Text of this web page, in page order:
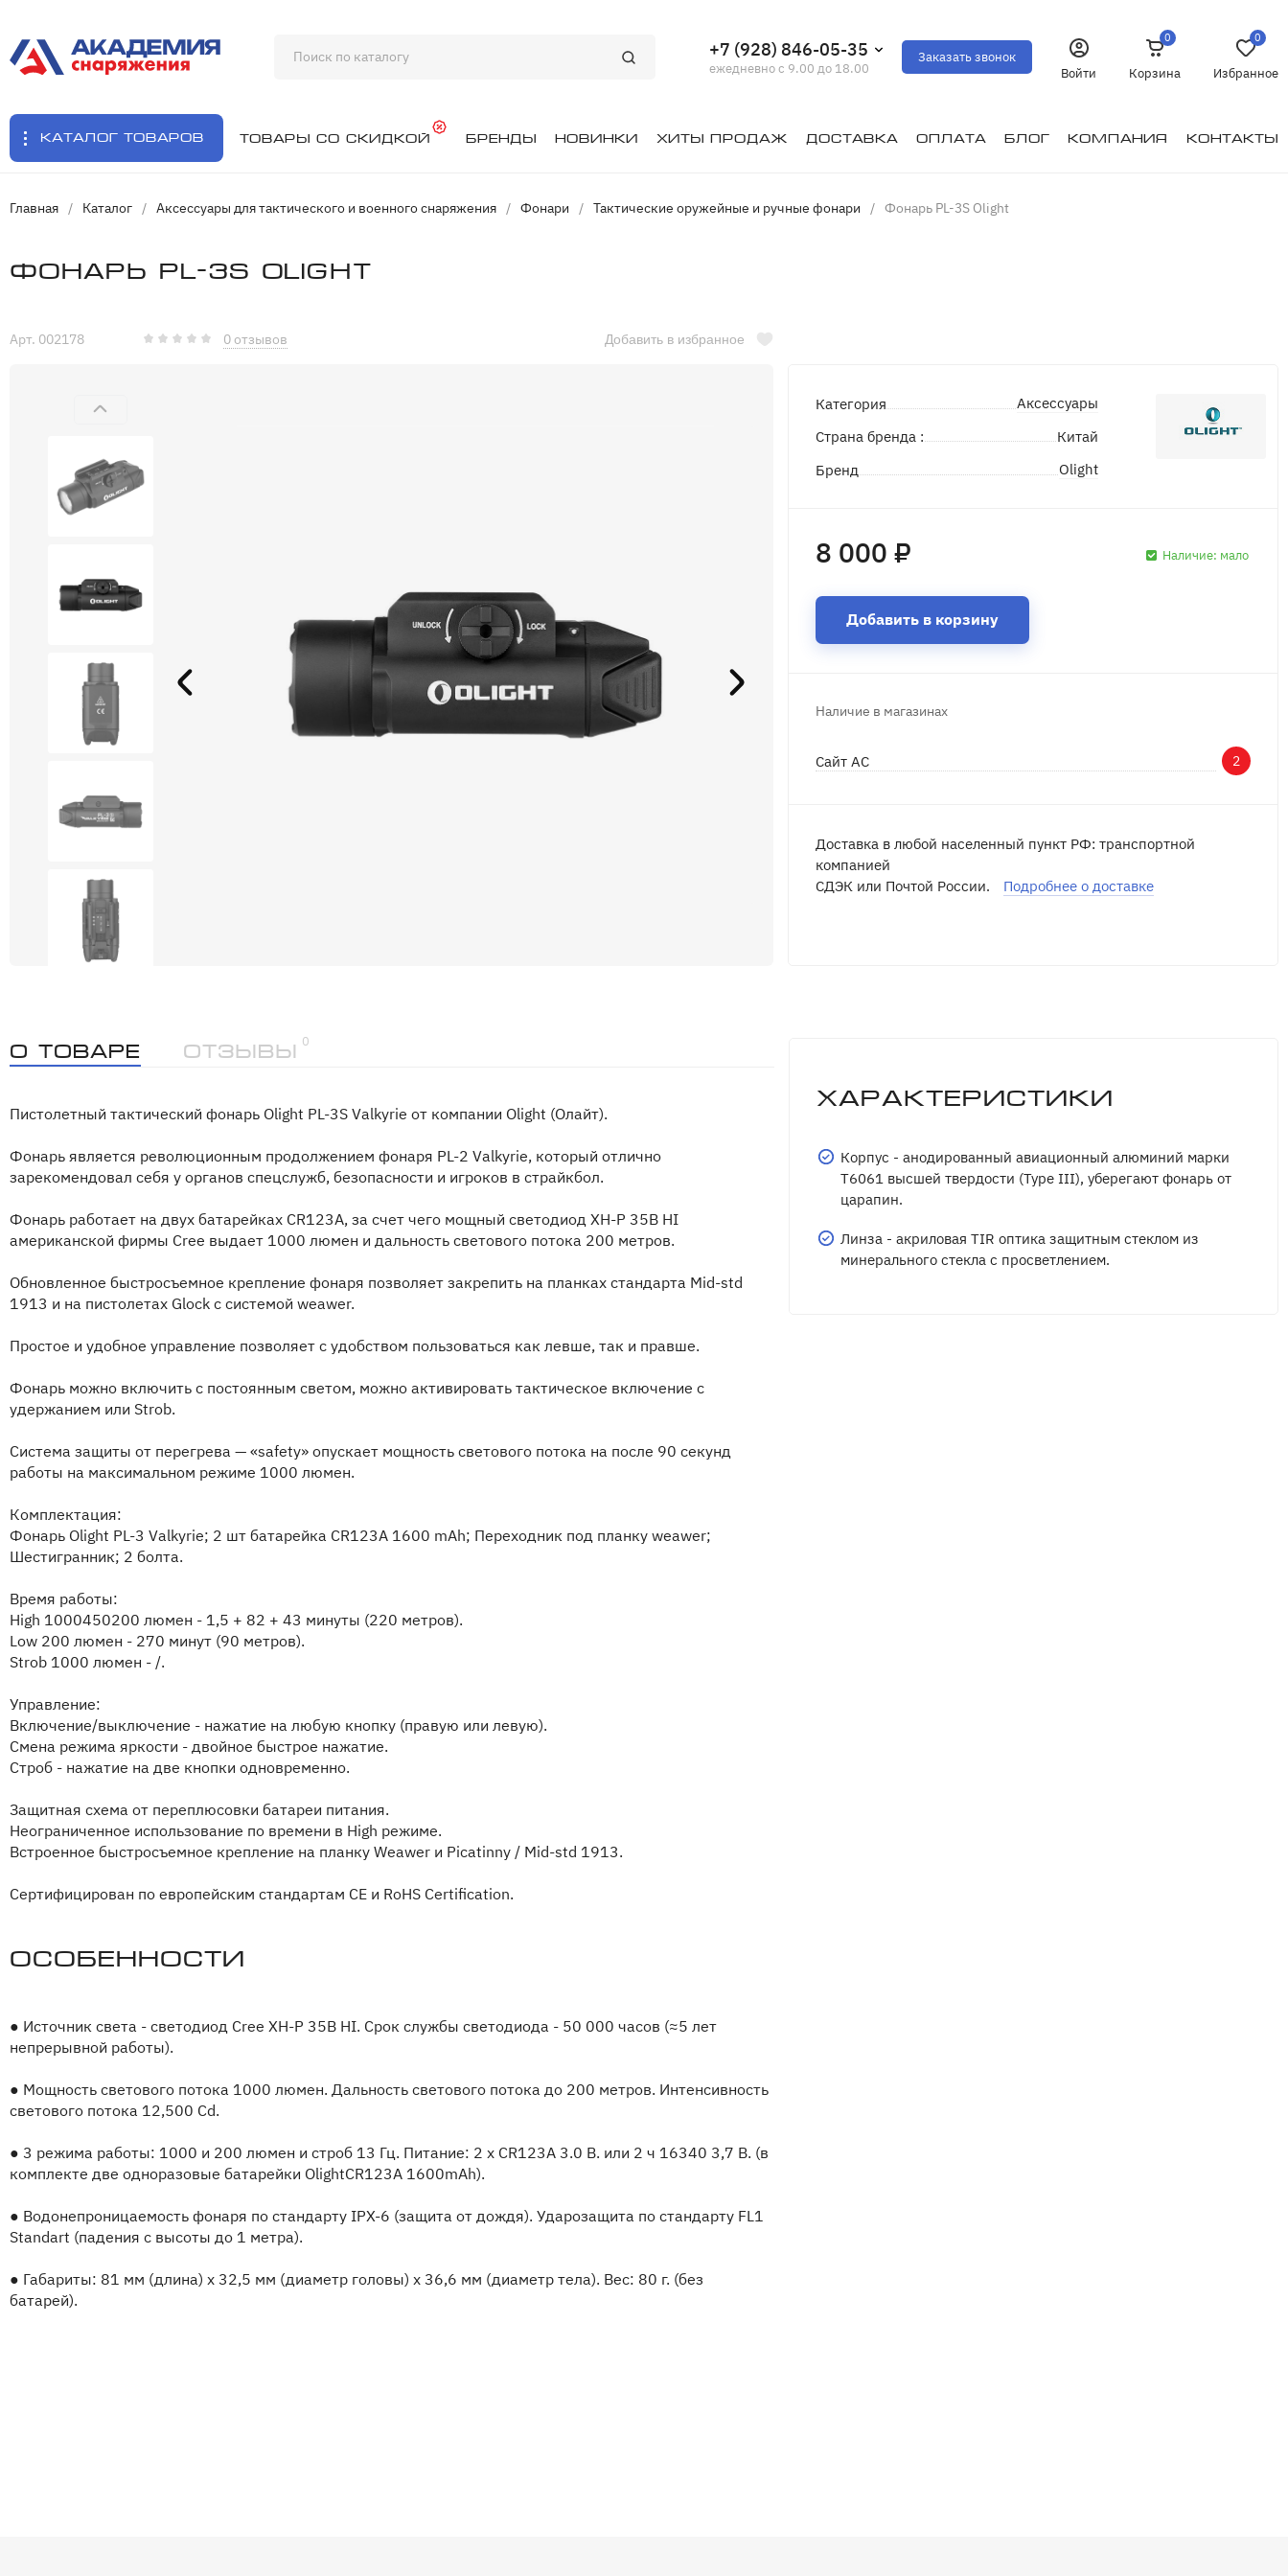
+7 (928) 846-05-35
ежедневно с 9.00 до 18.00
Заказать звонок
Войти
0
Корзина
0
Избранное
Каталог товаров Товары со скидкой Бренды Новинки Хиты продаж Доставка Оплата Блог Компания Контакты
Главная / Каталог / Аксессуары для тактического и военного снаряжения / Фонари / Тактические оружейные и ручные фонари / Фонарь PL-3S Olight
Фонарь PL-3S Olight
Арт. 002178 0 отзывов Добавить в избранное
Категория
Аксессуары
Страна бренда :
Китай
Бренд
Olight
8 000 ₽ Наличие: мало
Добавить в корзину
Наличие в магазинах
Сайт АС 2
Доставка в любой населенный пункт РФ: транспортной
компанией
СДЭК или Почтой России.
Подробнее о доставке
О товаре Отзывы
0
Пистолетный тактический фонарь Olight PL-3S Valkyrie от компании Olight (Олайт).
Фонарь является революционным продолжением фонаря PL-2 Valkyrie, который отлично
зарекомендовал себя у органов спецслужб, безопасности и игроков в страйкбол.
Фонарь работает на двух батарейках CR123A, за счет чего мощный светодиод XH-P 35B HI
американской фирмы Cree выдает 1000 люмен и дальность светового потока 200 метров.
Обновленное быстросъемное крепление фонаря позволяет закрепить на планках стандарта Mid-std
1913 и на пистолетах Glock с системой weawer.
Простое и удобное управление позволяет с удобством пользоваться как левше, так и правше.
Фонарь можно включить с постоянным светом, можно активировать тактическое включение с
удержанием или Strob.
Система защиты от перегрева — «safety» опускает мощность светового потока на после 90 секунд
работы на максимальном режиме 1000 люмен.
Комплектация:
Фонарь Olight PL-3 Valkyrie; 2 шт батарейка CR123A 1600 mAh; Переходник под планку weawer;
Шестигранник; 2 болта.
Время работы:
High 1000450200 люмен - 1,5 + 82 + 43 минуты (220 метров).
Low 200 люмен - 270 минут (90 метров).
Strob 1000 люмен - /.
Управление:
Включение/выключение - нажатие на любую кнопку (правую или левую).
Смена режима яркости - двойное быстрое нажатие.
Строб - нажатие на две кнопки одновременно.
Защитная схема от переплюсовки батареи питания.
Неограниченное использование по времени в High режиме.
Встроенное быстросъемное крепление на планку Weawer и Picatinny / Mid-std 1913.
Сертифицирован по европейским стандартам CE и RoHS Certification.
Особенности
● Источник света - светодиод Cree XH-P 35B HI. Срок службы светодиода - 50 000 часов (≈5 лет
непрерывной работы).
● Мощность светового потока 1000 люмен. Дальность светового потока до 200 метров. Интенсивность
светового потока 12,500 Cd.
● 3 режима работы: 1000 и 200 люмен и строб 13 Гц. Питание: 2 x CR123А 3.0 В. или 2 ч 16340 3,7 В. (в
комплекте две одноразовые батарейки OlightCR123A 1600mAh).
● Водонепроницаемость фонаря по стандарту IPX-6 (защита от дождя). Ударозащита по стандарту FL1
Standart (падения с высоты до 1 метра).
● Габариты: 81 мм (длина) х 32,5 мм (диаметр головы) х 36,6 мм (диаметр тела). Вес: 80 г. (без
батарей).
Характеристики
Корпус - анодированный авиационный алюминий марки
T6061 высшей твердости (Type III), уберегают фонарь от
царапин.
Линза - акриловая TIR оптика защитным стеклом из
минерального стекла с просветлением.